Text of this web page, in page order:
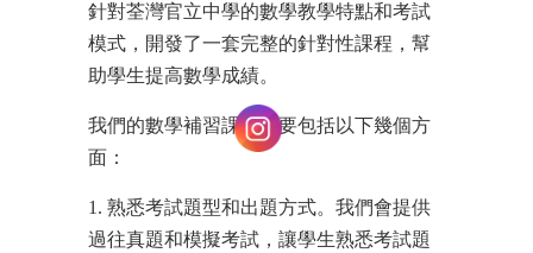
針對荃灣官立中學的數學教學特點和考試
模式，開發了一套完整的針對性課程，幫
助學生提高數學成績。
我們的數學補習課程主要包括以下幾個方
面：
1. 熟悉考試題型和出題方式。我們會提供
過往真題和模擬考試，讓學生熟悉考試題